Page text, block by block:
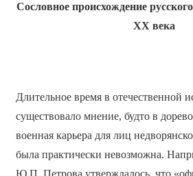
Сословное происхождение
ХХ века
Длительное время в отечественной
существовало мнение, будто в
военная карьера для лиц
была практически невозможна.